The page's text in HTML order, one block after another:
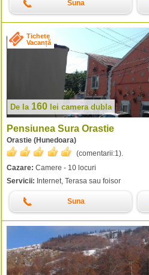
Suna
Tichete
Vacanță
De la 160 lei camera dubla
Pensiunea Sura Orastie
Orastie (Hunedoara)
(comentarii:1).
Cazare: Camere - 10 locuri
Servicii: Internet, Terasa sau foisor
Suna